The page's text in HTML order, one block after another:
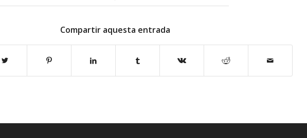
Compartir aquesta entrada